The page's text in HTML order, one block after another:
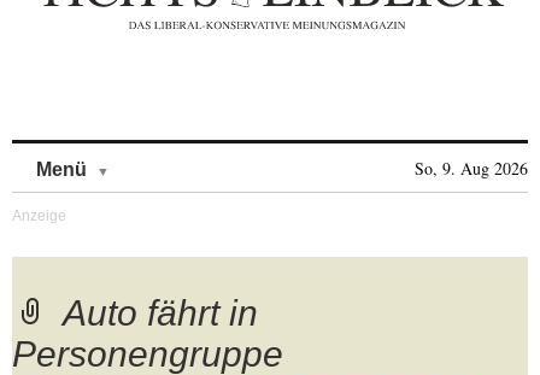
Menü So, 9. Aug 2026
Auto fährt in
Personengruppe